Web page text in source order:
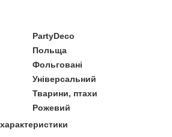
PartyDeco
Польща
Фольговані
Універсальний
Тварини, птахи
Рожевий